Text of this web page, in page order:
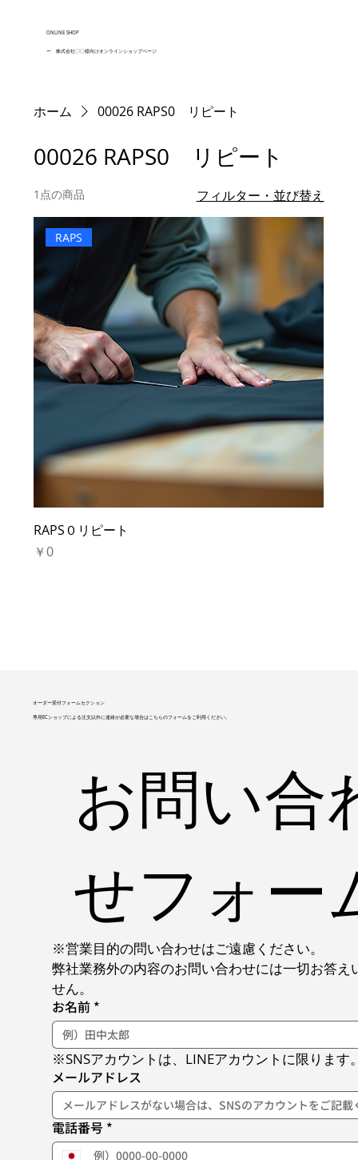
ONLINE SHOP
ー 株式会社〇〇様向けオンラインショップページ
オーダー受付フォームセクション
専用ECショップによる注文以外に連絡が必要な場合はこちらのフォームをご利用ください。
お問い合
せフォー
※営業目的の問い合わせはご遠慮ください。
弊社業務外の内容のお問い合わせには一切お答え
せん。
お名前 *
※SNSアカウントは、LINEアカウントに限ります
メールアドレス
電話番号 *
ホーム 00026 RAPS0 リピート
00026 RAPS0 リピート
1点の商品 フィルター・並び替え
RAPS
RAPS０リピート
価格
￥0